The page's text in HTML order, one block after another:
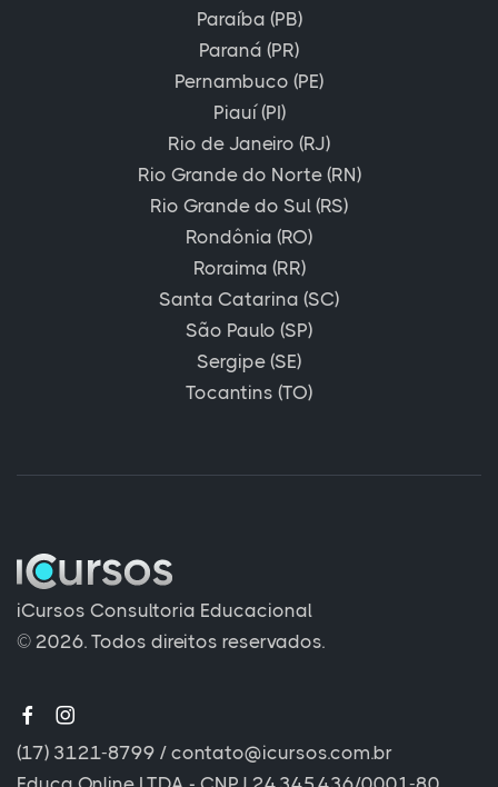
Paraíba (PB)
Paraná (PR)
Pernambuco (PE)
Piauí (PI)
Rio de Janeiro (RJ)
Rio Grande do Norte (RN)
Rio Grande do Sul (RS)
Rondônia (RO)
Roraima (RR)
Santa Catarina (SC)
São Paulo (SP)
Sergipe (SE)
Tocantins (TO)
iCursos Consultoria Educacional
© 2026. Todos direitos reservados.
(17) 3121-8799 / contato@icursos.com.br